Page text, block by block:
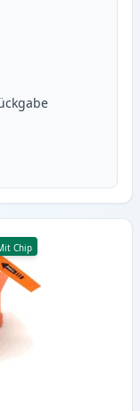
581XXL (1998C001)
Chip